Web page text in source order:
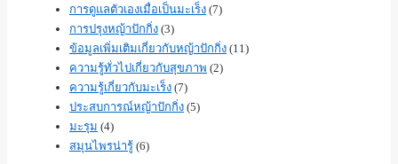
การดูแลตัวเองเมื่อเป็นมะเร็ง (7)
การปรุงหญ้าปักกิ่ง (3)
ข้อมูลเพิ่มเติมเกี่ยวกับหญ้าปักกิ่ง (11)
ความรู้ทั่วไปเกี่ยวกับสุขภาพ (2)
ความรู้เกี่ยวกับมะเร็ง (7)
ประสบการณ์หญ้าปักกิ่ง (5)
มะรุม (4)
สมุนไพรน่ารู้ (6)